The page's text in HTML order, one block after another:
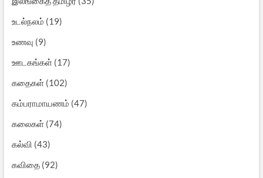
உடல்நலம் (19)
உணவு (9)
ஊடகங்கள்(17)
கதைகள்(102)
கம்பராமாயணம் (47)
கலைகள்(74)
கல்வி (43)
கவிதை(92)